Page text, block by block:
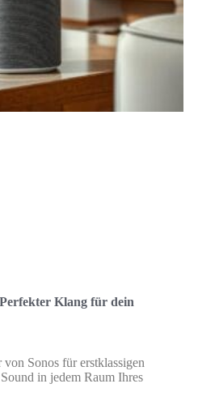
Klang für dein
Sonos für erstklassigen
in jedem Raum Ihres